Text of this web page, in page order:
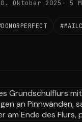
Oktober 2025 5